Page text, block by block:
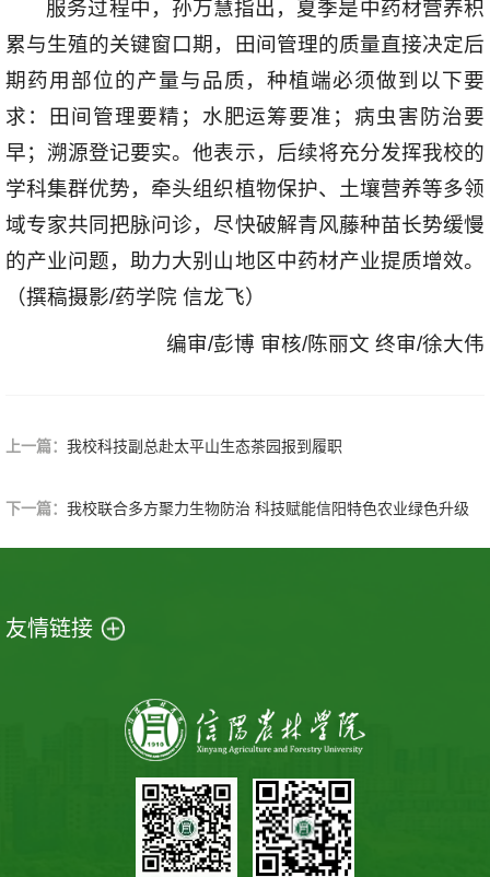
服务过程中，孙万慧指出，夏季是中药材营养积
累与生殖的关键窗口期，田间管理的质量直接决定后
期药用部位的产量与品质，种植端必须做到以下要
求：田间管理要精；水肥运筹要准；病虫害防治要
早；溯源登记要实。他表示，后续将充分发挥我校的
学科集群优势，牵头组织植物保护、土壤营养等多领
域专家共同把脉问诊，尽快破解青风藤种苗长势缓慢
的产业问题，助力大别山地区中药材产业提质增效。
（撰稿摄影/药学院 信龙飞）
编审/彭博 审核/陈丽文 终审/徐大伟
上一篇： 我校科技副总赴太平山生态茶园报到履职
下一篇： 我校联合多方聚力生物防治 科技赋能信阳特色农业绿色升级
友情链接